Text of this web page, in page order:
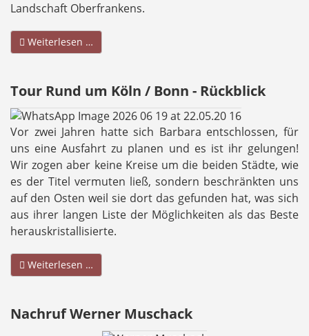
Landschaft Oberfrankens.
Weiterlesen …
Tour Rund um Köln / Bonn - Rückblick
Vor zwei Jahren hatte sich Barbara entschlossen, für
uns eine Ausfahrt zu planen und es ist ihr gelungen!
Wir zogen aber keine Kreise um die beiden Städte, wie
es der Titel vermuten ließ, sondern beschränkten uns
auf den Osten weil sie dort das gefunden hat, was sich
aus ihrer langen Liste der Möglichkeiten als das Beste
herauskristallisierte.
Weiterlesen …
Nachruf Werner Muschack